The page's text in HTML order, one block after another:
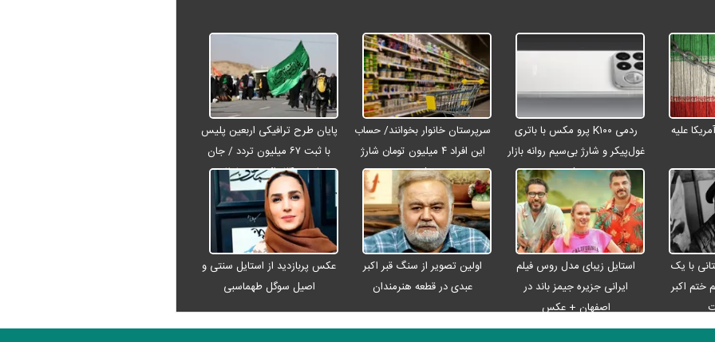
علیه
ردمی K۱۰۰ پرو مکس با باتری
غول‌پیکر و شارژ بی‌سیم روانه بازار
می‌شود
سرپرستان خانوار بخوانند/ حساب
این افراد ۴ میلیون تومان شارژ
شد
پایان طرح ترافیکی اربعین پلیس
با ثبت ۶۷ میلیون تردد / جان
باختن ۲۴ زائر در تصادفات
اربعینی
با یک
ختم اکبر
استایل زیبای مدل روس فیلم
ایرانی جزیره جیمز باند در
اصفهان + عکس
اولین تصویر از سنگ قبر اکبر
عبدی در قطعه هنرمندان
عکس پربازدید از استایل سنتی و
اصیل سوگل طهماسبی